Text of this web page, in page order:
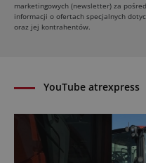
01.08.2026
Elektryczne maszyny
YouTube atrexpress
marketingowych (newsletter) za
informacji o ofertach specjalnych
oraz jej kontrahentów.